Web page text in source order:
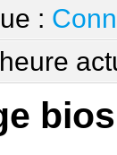
:
bios